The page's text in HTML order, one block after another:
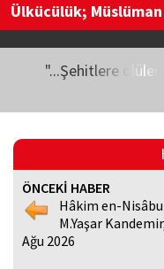
Ülkücülük;
"...Şehitlere
ÖNCEKİ HABER
Hâkim en-
M.Yaşar
Ağu 2026